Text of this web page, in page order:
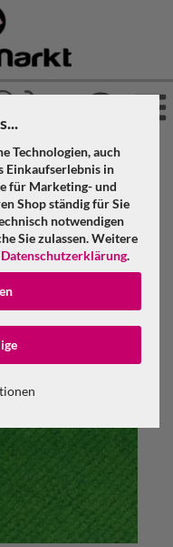
Technologien, auch
Einkaufserlebnis in
für Marketing- und
Shop ständig für Sie
notwendigen
Sie zulassen. Weitere
Datenschutzerklärung.
Konto erstellen
»
Rips B1